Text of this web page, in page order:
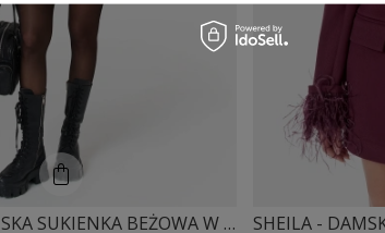
SHEILA - DAMSKA SUKIENKA BEŻOWA W MIEJSKIM STYLU 'MIUMI'